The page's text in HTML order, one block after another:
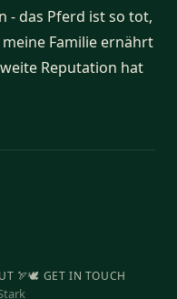
- das Pferd ist so tot,
Familie ernährt
Reputation hat
🏹🕊️ GET IN TOUCH